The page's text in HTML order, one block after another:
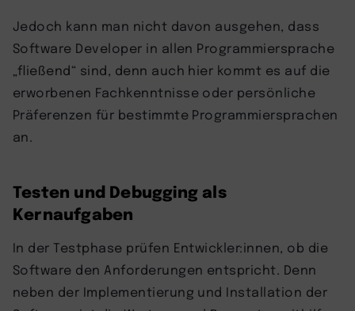
Jedoch kann man nicht davon ausgehen, dass
Software Developer in allen Programmiersprache
„fließend“ sind, denn auch hier kommt es auf die
erworbenen Fachkenntnisse oder persönliche
Präferenzen für bestimmte Programmiersprachen
an.
Testen und Debugging als
Kernaufgaben
In der Testphase prüfen Entwickler:innen, ob die
Software den Anforderungen entspricht. Denn
neben der Implementierung und Installation der